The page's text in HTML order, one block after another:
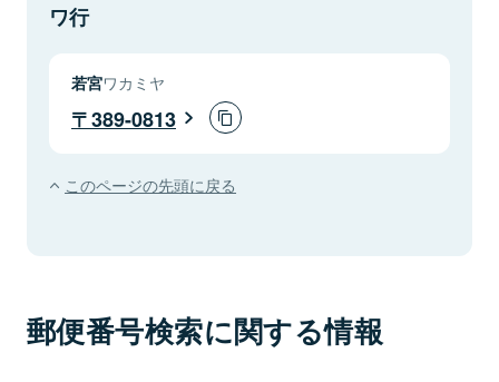
ワ行
若宮ワカミヤ
389-0813
このページの先頭に戻る
郵便番号検索に関する情報